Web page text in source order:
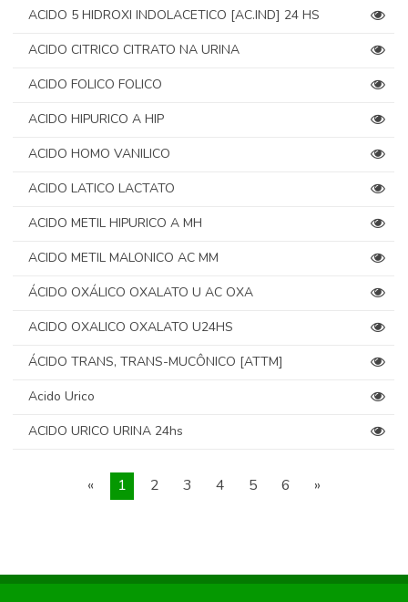
ACIDO 5 HIDROXI INDOLACETICO [AC.IND] 24 HS
ACIDO CITRICO CITRATO NA URINA
ACIDO FOLICO FOLICO
ACIDO HIPURICO A HIP
ACIDO HOMO VANILICO
ACIDO LATICO LACTATO
ACIDO METIL HIPURICO A MH
ACIDO METIL MALONICO AC MM
ÁCIDO OXÁLICO OXALATO U AC OXA
ACIDO OXALICO OXALATO U24HS
ÁCIDO TRANS, TRANS-MUCÔNICO [ATTM]
Acido Urico
ACIDO URICO URINA 24hs
« 1 2 3 4 5 6 »